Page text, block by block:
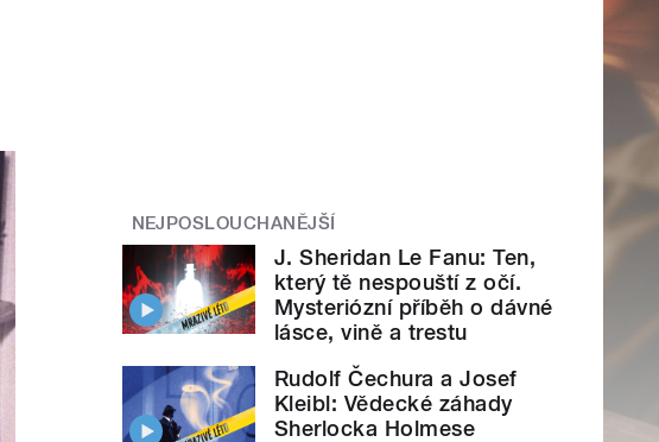
NEJPOSLOUCHANĚJŠÍ
J. Sheridan Le Fanu: Ten,
který tě nespouští z očí.
Mysteriózní příběh o dávné
lásce, vině a trestu
Rudolf Čechura a Josef
Kleibl: Vědecké záhady
Sherlocka Holmese